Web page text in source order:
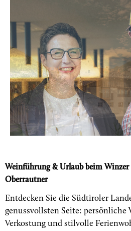
Weinführung & Urlaub beim Winzer
Oberrautner
Entdecken Sie die Südtiroler
genussvollsten Seite:
Verkostung und stilvolle